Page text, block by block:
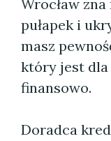
Wrocław
pułapek i
masz
który jest
finansowo.
Doradca